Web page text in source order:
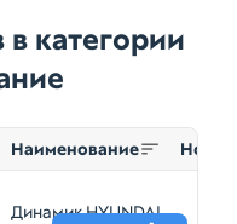
категории
Наименование Номер
Динамик HYUNDAI